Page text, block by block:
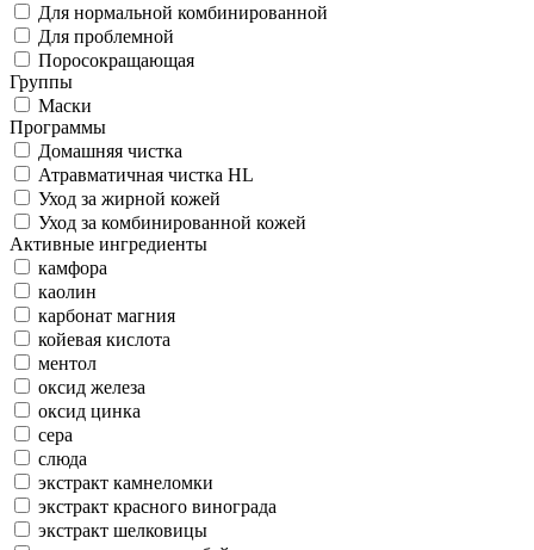
Для нормальной комбинированной
Для проблемной
Поросокращающая
Группы
Маски
Программы
Домашняя чистка
Атравматичная чистка HL
Уход за жирной кожей
Уход за комбинированной кожей
Активные ингредиенты
камфора
каолин
карбонат магния
койевая кислота
ментол
оксид железа
оксид цинка
сера
слюда
экстракт камнеломки
экстракт красного винограда
экстракт шелковицы